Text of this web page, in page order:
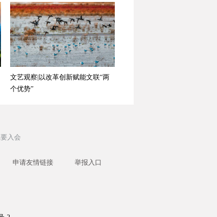
文艺观察|以改革创新赋能文联“两
个优势”
入会
申请友情链接 举报入口